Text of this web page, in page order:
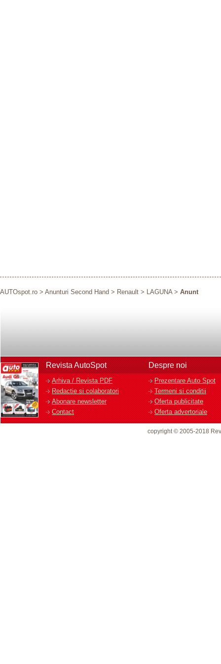
AUTOspot.ro > Anunturi Second Hand > Renault > LAGUNA> Anunt
Revista AutoSpot
Arhiva / Revista PDF
Redactie si colaboratori
Abonare newsletter
Contact
Despre noi
Prezentare Auto Spot
Termeni si conditii
Oferta publicitate
Oferta advertoriale
copyright © 2005-2018